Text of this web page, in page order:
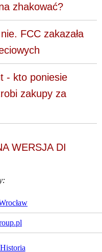
zhakować?
FCC zakazała
- kto poniesie
zakupy za
WERSJA DI